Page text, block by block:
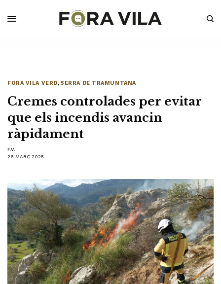
FORA VILA VERD,SERRA DE TRAMUNTANA
Cremes controlades per evitar
que els incendis avancin
ràpidament
F.V.
26 MARÇ 2025